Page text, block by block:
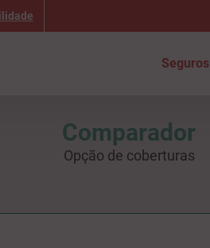
Seguros
Comparador
Opção de coberturas